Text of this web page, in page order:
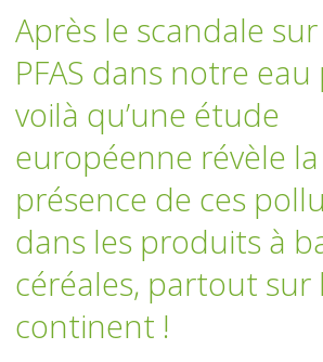
Après le scandale
PFAS dans notre
voilà qu’une étude
européenne révèle la
présence de ces
dans les produits à
céréales, partout sur
continent !